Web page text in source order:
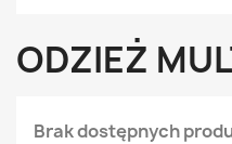
ODZIEŻ
Brak dostępnych